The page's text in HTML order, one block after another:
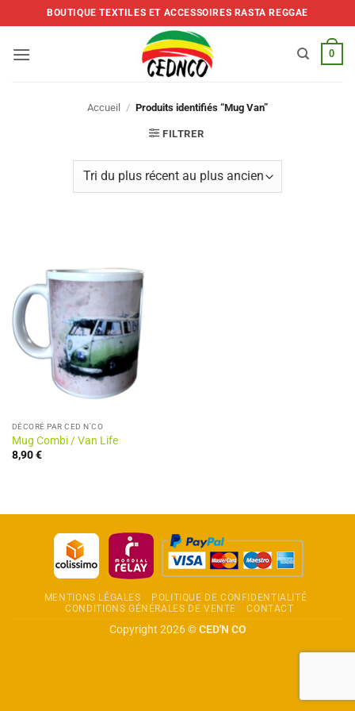
to
BOUTIQUE TEXTILES ET ACCESSOIRES RASTA REGGAE
0
Accueil / Produits identifiés “Mug Van”
FILTRER
DÉCORÉ PAR CED N'CO
Mug Combi / Van Life
8,90€
MENTIONS LÉGALES
POLITIQUE DE CONFIDENTIALITÉ
CONDITIONS GÉNÉRALES DE VENTE
CONTACT
Copyright 2026 ©CED'N CO